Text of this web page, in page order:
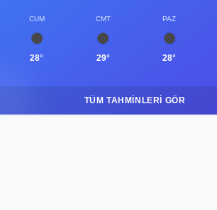
CUM
28°
CMT
29°
PAZ
28°
TÜM TAHMINLERI GÖR